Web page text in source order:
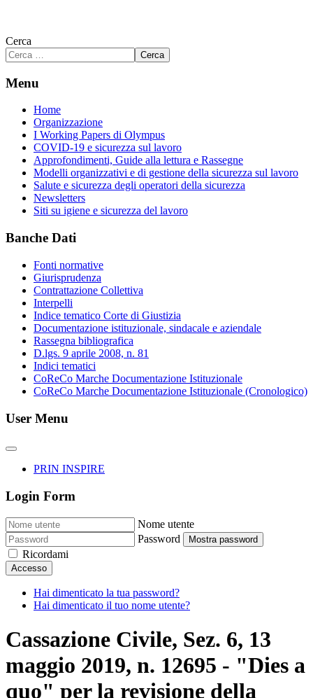
Cerca
Cerca
Menu
Home
Organizzazione
I Working Papers di Olympus
COVID-19 e sicurezza sul lavoro
Approfondimenti, Guide alla lettura e Rassegne
Modelli organizzativi e di gestione della sicurezza sul lavoro
Salute e sicurezza degli operatori della sicurezza
Newsletters
Siti su igiene e sicurezza del lavoro
Banche Dati
Fonti normative
Giurisprudenza
Contrattazione Collettiva
Interpelli
Indice tematico Corte di Giustizia
Documentazione istituzionale, sindacale e aziendale
Rassegna bibliografica
D.lgs. 9 aprile 2008, n. 81
Indici tematici
CoReCo Marche Documentazione Istituzionale
CoReCo Marche Documentazione Istituzionale (Cronologico)
User Menu
PRIN INSPIRE
Login Form
Nome utente
Password
Mostra password
Ricordami
Accesso
Hai dimenticato la tua password?
Hai dimenticato il tuo nome utente?
Cassazione Civile, Sez. 6, 13
maggio 2019, n. 12695 - "Dies a
quo" per la revisione della